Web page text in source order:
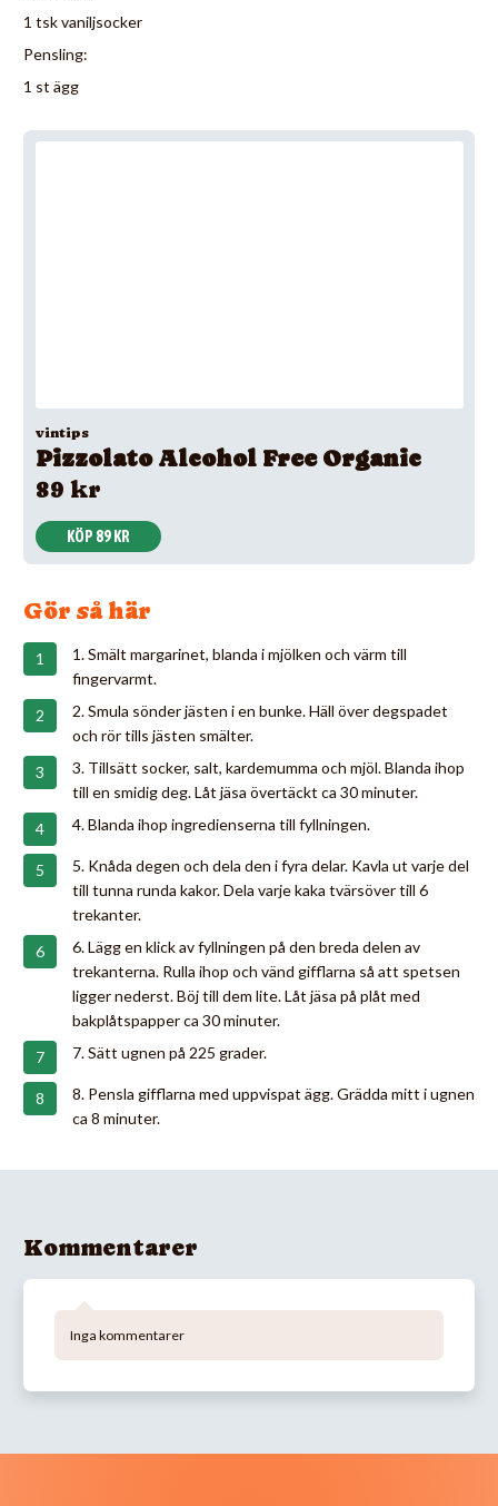
1 tsk vaniljsocker
Pensling:
1 st ägg
vintips
Pizzolato Alcohol Free Organic
89 kr
KÖP 89 KR
Gör så här
1. Smält margarinet, blanda i mjölken och värm till
fingervarmt.
2. Smula sönder jästen i en bunke. Häll över degspadet
och rör tills jästen smälter.
3. Tillsätt socker, salt, kardemumma och mjöl. Blanda ihop
till en smidig deg. Låt jäsa övertäckt ca 30 minuter.
4. Blanda ihop ingredienserna till fyllningen.
5. Knåda degen och dela den i fyra delar. Kavla ut varje del
till tunna runda kakor. Dela varje kaka tvärsöver till 6
trekanter.
6. Lägg en klick av fyllningen på den breda delen av
trekanterna. Rulla ihop och vänd gifflarna så att spetsen
ligger nederst. Böj till dem lite. Låt jäsa på plåt med
bakplåtspapper ca 30 minuter.
7. Sätt ugnen på 225 grader.
8. Pensla gifflarna med uppvispat ägg. Grädda mitt i ugnen
ca 8 minuter.
Kommentarer
Inga kommentarer